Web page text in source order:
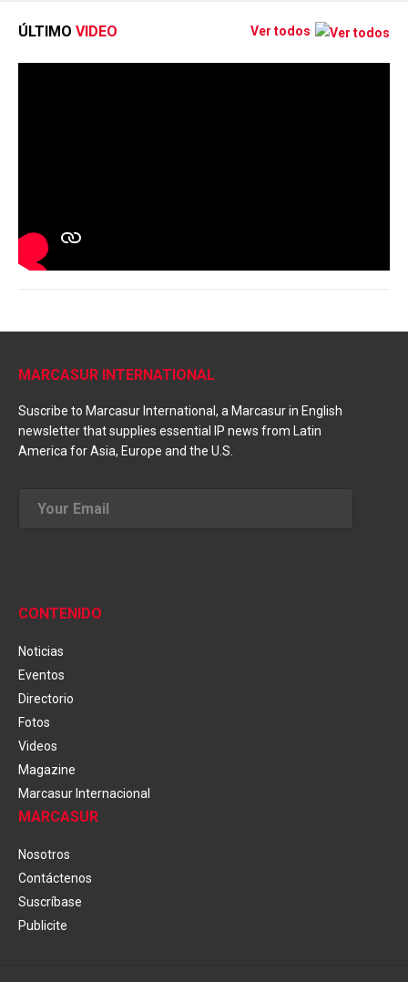
ÚLTIMO VIDEO Ver todos
MARCASUR INTERNATIONAL
Suscribe to Marcasur International, a Marcasur in English
newsletter that supplies essential IP news from Latin
America for Asia, Europe and the U.S.
CONTENIDO
Noticias
Eventos
Directorio
Fotos
Videos
Magazine
Marcasur Internacional
MARCASUR
Nosotros
Contáctenos
Suscríbase
Publicite